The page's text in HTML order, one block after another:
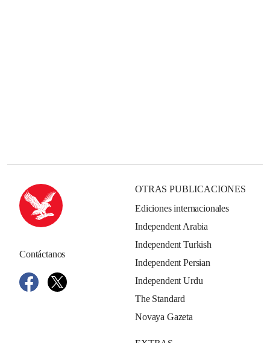
Contáctanos
OTRAS PUBLICACIONES
Ediciones internacionales
Independent Arabia
Independent Turkish
Independent Persian
Independent Urdu
The Standard
Novaya Gazeta